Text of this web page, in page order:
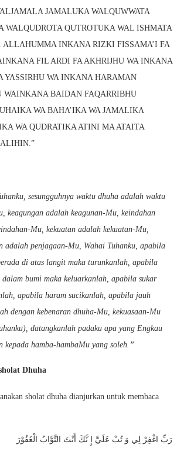
JAMALUKA WALQUWWATA
WALQUDROTA QUTROTUKA WAL ISHMATA
ALLAHUMMA INKANA RIZKI FISSAMA’I FA
FIL ARDI FA AKHRIJHU WA INKANA
YASSIRHU WA INKANA HARAMAN
WAINKANA BAIDAN FAQARRIBHU
WA BAHA’IKA WA JAMALIKA
WA QUDRATIKA ATINI MA ATAITA
sesungguhnya waktu dhuha adalah waktu
keagungan adalah keagunan-Mu, keindahan
Mu, kekuatan adalah kekuatan-Mu,
adalah penjagaan-Mu, Wahai Tuhanku, apabila
di atas langit maka turunkanlah, apabila
dalam bumi maka keluarkanlah, apabila sukar
apabila haram sucikanlah, apabila jauh
dengan kebenaran dhuha-Mu, kekuasaan-Mu
datangkanlah padaku apa yang Engkau
kepada hamba-hambaMu yang soleh.”
Dhuha
sholat dhuha dianjurkan untuk membaca
رَبِّ اغْفِرْ لِي وَ تُبْ عَلَيَّ إِ نَّكَ أَنْتَ التَّوَّابُ الْغَفُوْرَ